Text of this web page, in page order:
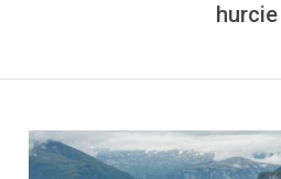
hurcie